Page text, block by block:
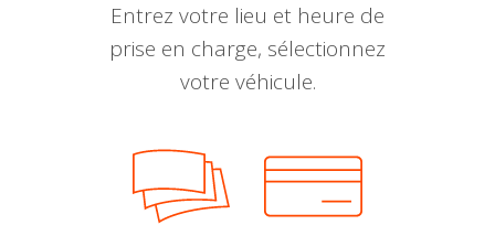
Entrez votre lieu et heure de
prise en charge, sélectionnez
votre véhicule.